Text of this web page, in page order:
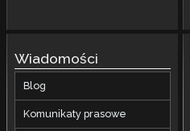
Wiadomości
Blog
Komunikaty prasowe